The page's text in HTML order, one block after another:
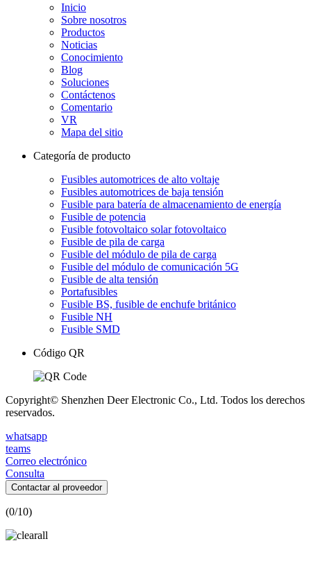
Inicio
Sobre nosotros
Productos
Noticias
Conocimiento
Blog
Soluciones
Contáctenos
Comentario
VR
Mapa del sitio
Categoría de producto
Fusibles automotrices de alto voltaje
Fusibles automotrices de baja tensión
Fusible para batería de almacenamiento de energía
Fusible de potencia
Fusible fotovoltaico solar fotovoltaico
Fusible de pila de carga
Fusible del módulo de pila de carga
Fusible del módulo de comunicación 5G
Fusible de alta tensión
Portafusibles
Fusible BS, fusible de enchufe británico
Fusible NH
Fusible SMD
Código QR
Copyright© Shenzhen Deer Electronic Co., Ltd. Todos los derechos
reservados.
whatsapp
teams
Correo electrónico
Consulta
Contactar al proveedor
(0/10)